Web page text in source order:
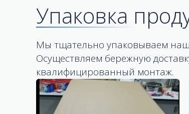
Упаковка
Мы тщательно упаковываем
Осуществляем бережную
квалифицированный монтаж.